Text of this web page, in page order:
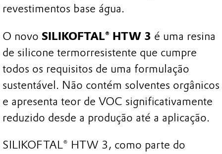
revestimentos base água.
O novo SILIKOFTAL® HTW 3 é uma resina
de silicone termorresistente que cumpre
todos os requisitos de uma formulação
sustentável. Não contém solventes orgânicos
e apresenta teor de VOC significativamente
reduzido desde a produção até a aplicação.
SILIKOFTAL® HTW 3, como parte do